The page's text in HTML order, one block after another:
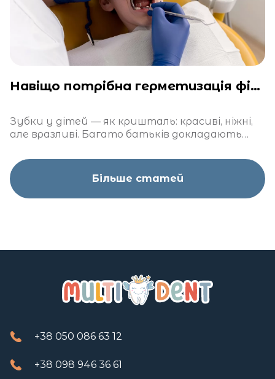
Навіщо потрібна герметизація фісур у дітей?
Зубки у дітей — як кришталь: красиві, ніжні,
але вразливі. Багато батьків докладають
Більше статей
+38 050 086 63 12
+38 098 946 36 61